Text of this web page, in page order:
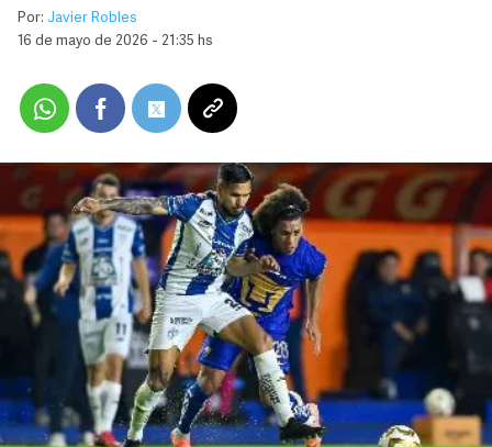
Por: Javier Robles
16 de mayo de 2026 - 21:35 hs